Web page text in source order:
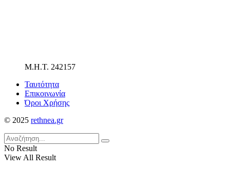
Μ.Η.Τ. 242157
Ταυτότητα
Επικοινωνία
Όροι Χρήσης
© 2025 rethnea.gr
No Result
View All Result